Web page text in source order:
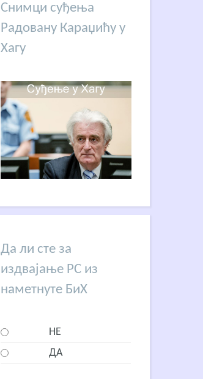
Снимци суђења
Радовану Караџићу у
Хагу
Да ли сте за
издвајање РС из
наметнуте БиХ
НЕ
ДА